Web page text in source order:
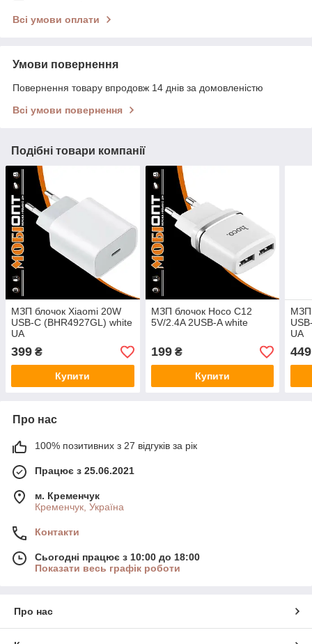
Всі умови оплати
Умови повернення
Повернення товару впродовж 14 днів за домовленістю
Всі умови повернення
Подібні товари компанії
МЗП блочок Xiaomi 20W
USB-C (BHR4927GL) white
UA
399 ₴
Купити
МЗП блочок Hoco C12
5V/2.4A 2USB-A white
199₴
Купити
МЗП
UA
449
Про нас
100% позитивних з 27 відгуків за рік
Працює з 25.06.2021
м. Кременчук
Кременчук, Україна
Контакти
Сьогодні працює з 10:00 до 18:00
Показати весь графік роботи
Про нас